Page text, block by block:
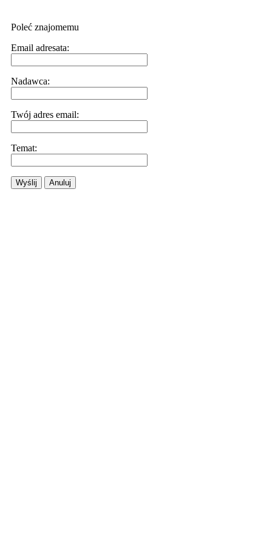
Poleć znajomemu
Email adresata:
Nadawca:
Twój adres email:
Temat:
Wyślij Anuluj